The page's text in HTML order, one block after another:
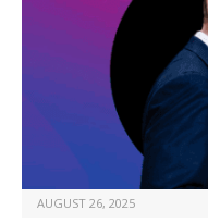
AUGUST 26, 2025